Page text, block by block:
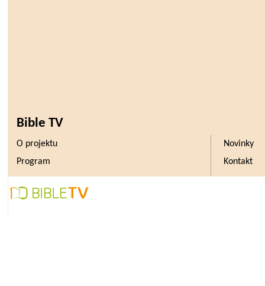
Bible TV
O projektu
Novinky
Program
Kontakt